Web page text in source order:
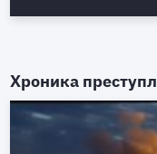
Хроника